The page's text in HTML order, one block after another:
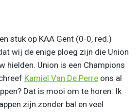
stuk op KAA Gent (0-0, red.)
wij de enige ploeg zijn die Union
hielden. Union is een Champions
Kamiel Van De Perre ons al
Dat is mooi om te horen. Ik
zijn zonder bal en veel